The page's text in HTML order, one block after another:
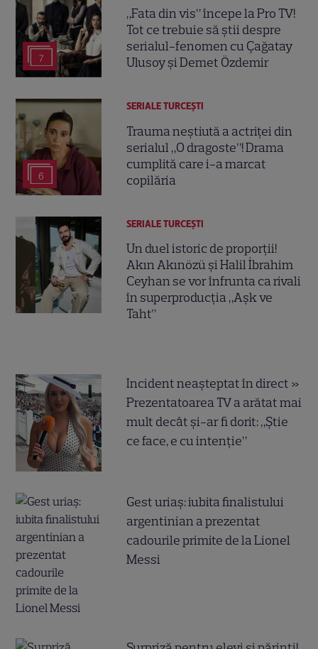
7
„Fata din vis” începe la Pro TV!
Tot ce trebuie să știi despre
serialul-fenomen cu Çağatay
Ulusoy și Demet Özdemir
6
SERIALE TURCEŞTI
Trauma neștiută a actriței din
serialul „O dragoste”! Drama
cumplită care i-a marcat
copilăria
SERIALE TURCEŞTI
Un duel istoric de proporții!
Akın Akınözü și Halil İbrahim
Ceyhan se vor înfrunta ca rivali
în superproducția „Aşk ve
Taht”
Incident neașteptat în direct »
Prezentatoarea TV a arătat mai
mult decât și-ar fi dorit: „Știe
ce face, e cu intenție”
Gest uriaș: iubita finalistului
argentinian a prezentat
cadourile primite de la Lionel
Messi